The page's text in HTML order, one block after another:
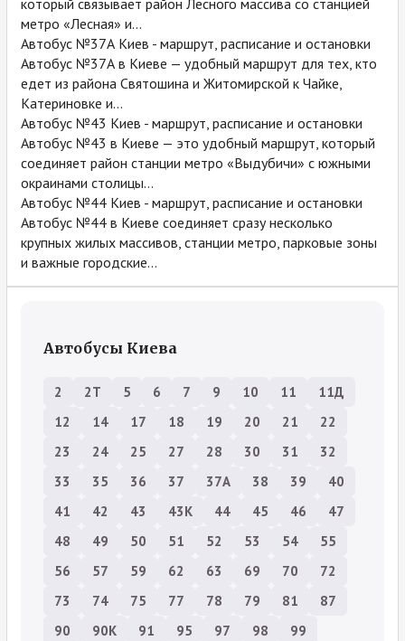
метро «Лесная» и...
Автобус №37А Киев - маршрут, расписание и остановки
Автобус №37А в Киеве — удобный маршрут для тех, кто
едет из района Святошина и Житомирской к Чайке,
Катериновке и...
Автобус №43 Киев - маршрут, расписание и остановки
Автобус №43 в Киеве — это удобный маршрут, который
соединяет район станции метро «Выдубичи» с южными
окраинами столицы...
Автобус №44 Киев - маршрут, расписание и остановки
Автобус №44 в Киеве соединяет сразу несколько
крупных жилых массивов, станции метро, парковые зоны
и важные городские...
Автобусы Киева
2 2Т 5 6 7 9 10 11
11Д
12
14 17 18 19 20 21
22
23
24 25 27 28 30 31
32
33
35 36 37 37А 38 39
40
41
42 43 43К 44 45 46
47
48
49 50 51 52 53 54
55
56
57 59 62 63 69 70
72
73
74 75 77 78 79 81
87
90
90К 91 95 97 98
99